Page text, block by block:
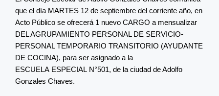
que el día MARTES 12 de septiembre del corriente año, en
Acto Público se ofrecerá 1 nuevo CARGO a mensualizar
DEL AGRUPAMIENTO PERSONAL DE SERVICIO-
PERSONAL TEMPORARIO TRANSITORIO (AYUDANTE
DE COCINA), para ser asignado a la
ESCUELA ESPECIAL N°501, de la ciudad de Adolfo
Gonzales Chaves.